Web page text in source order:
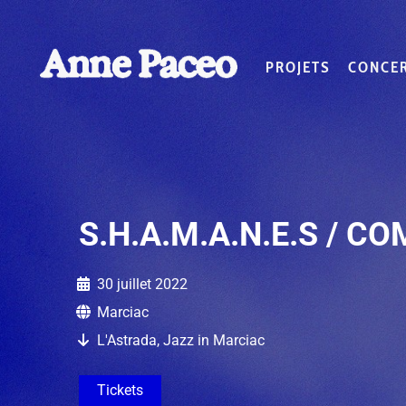
PROJETS
S.H.A.M.A.N.E.S /
30 juillet 2022
Marciac
L'Astrada, Jazz in Marciac
Tickets